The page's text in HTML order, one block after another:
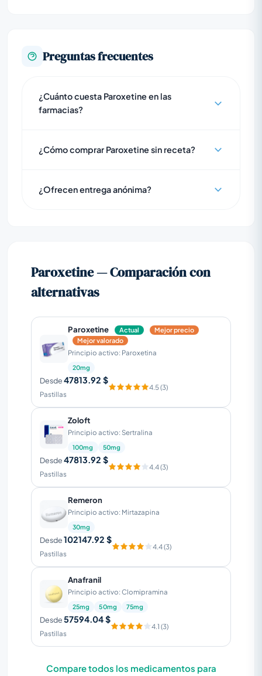
Preguntas frecuentes
¿Cuánto cuesta Paroxetine en las
farmacias?
¿Cómo comprar Paroxetine sin receta?
¿Ofrecen entrega anónima?
Paroxetine — Comparación con
alternativas
Paroxetine Actual
Mejor precio
Mejor valorado
Principio activo: Paroxetina
20mg
Desde47813.92 $
Pastillas
4.5 (3)
Zoloft
Principio activo: Sertralina
100mg 50mg
Desde47813.92 $
Pastillas
4.4 (3)
Remeron
Principio activo: Mirtazapina
30mg
Desde102147.92 $
Pastillas
4.4 (3)
Anafranil
Principio activo: Clomipramina
25mg 50mg 75mg
Desde57594.04 $
Pastillas
4.1 (3)
Compare todos los medicamentos para